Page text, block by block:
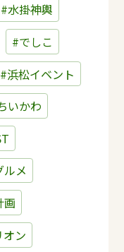
#水掛神輿
#でしこ
#浜松イベント
いかわ
ルメ
画
ン